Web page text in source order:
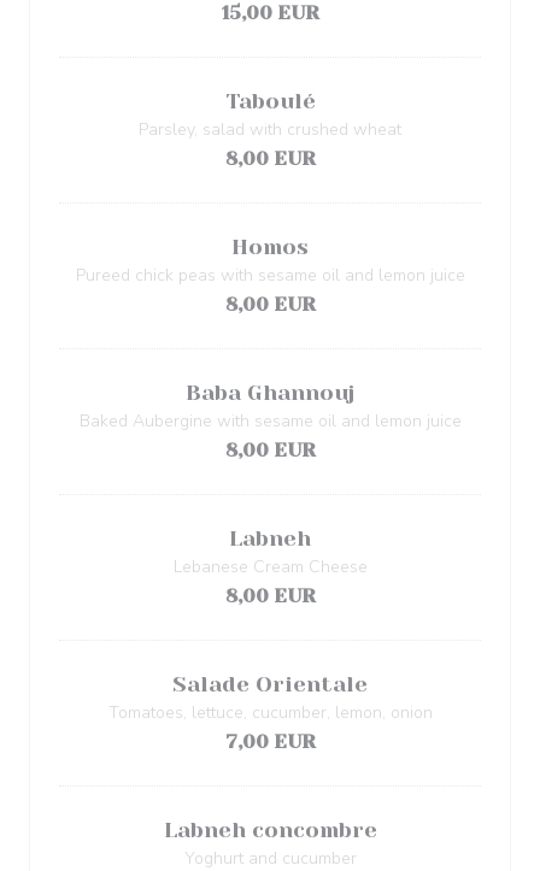
15,00 EUR
Taboulé
Parsley, salad with crushed wheat
8,00 EUR
Homos
Pureed chick peas with sesame oil and lemon juice
8,00 EUR
Baba Ghannouj
Baked Aubergine with sesame oil and lemon juice
8,00 EUR
Labneh
Lebanese Cream Cheese
8,00 EUR
Salade Orientale
Tomatoes, lettuce, cucumber, lemon, onion
7,00 EUR
Labneh concombre
Yoghurt and cucumber